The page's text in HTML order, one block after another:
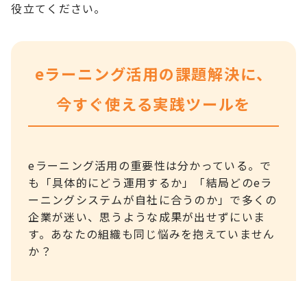
役立てください。
eラーニング活用の課題解決に、
今すぐ使える実践ツールを
eラーニング活用の重要性は分かっている。で
も「具体的にどう運用するか」「結局どのeラ
ーニングシステムが自社に合うのか」で多くの
企業が迷い、思うような成果が出せずにいま
す。あなたの組織も同じ悩みを抱えていません
か？